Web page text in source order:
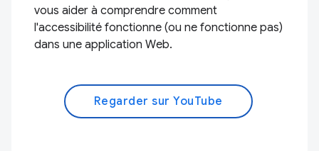
vous aider à comprendre comment
l'accessibilité fonctionne (ou ne fonctionne pas)
dans une application Web.
Regarder sur YouTube